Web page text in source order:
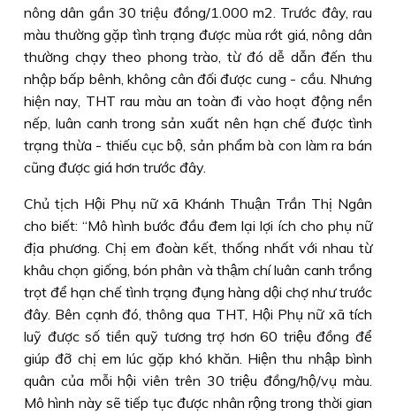
nông dân gần 30 triệu đồng/1.000 m2. Trước đây, rau
màu thường gặp tình trạng được mùa rớt giá, nông dân
thường chạy theo phong trào, từ đó dễ dẫn đến thu
nhập bấp bênh, không cân đối được cung - cầu. Nhưng
hiện nay, THT rau màu an toàn đi vào hoạt động nền
nếp, luân canh trong sản xuất nên hạn chế được tình
trạng thừa - thiếu cục bộ, sản phẩm bà con làm ra bán
cũng được giá hơn trước đây.
Chủ tịch Hội Phụ nữ xã Khánh Thuận Trần Thị Ngân
cho biết: “Mô hình bước đầu đem lại lợi ích cho phụ nữ
địa phương. Chị em đoàn kết, thống nhất với nhau từ
khâu chọn giống, bón phân và thậm chí luân canh trồng
trọt để hạn chế tình trạng đụng hàng dội chợ như trước
đây. Bên cạnh đó, thông qua THT, Hội Phụ nữ xã tích
luỹ được số tiền quỹ tương trợ hơn 60 triệu đồng để
giúp đỡ chị em lúc gặp khó khăn. Hiện thu nhập bình
quân của mỗi hội viên trên 30 triệu đồng/hộ/vụ màu.
Mô hình này sẽ tiếp tục được nhân rộng trong thời gian